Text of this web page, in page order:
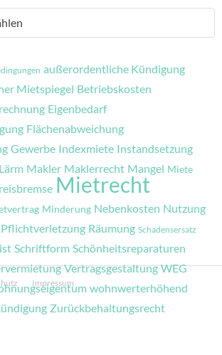
außerordentliche Kündigung
Mietspiegel Betriebskosten
Eigenbedarf
Flächenabweichung
Gewerbe Indexmiete Instandsetzung
Lärm Makler Maklerrecht Mangel Miete
Mietrecht
Minderung Nebenkosten Nutzung
Pflichtverletzung Räumung Schadensersatz
Schriftform Schönheitsreparaturen
Vertragsgestaltung WEG
wohnwerterhöhend
Zurückbehaltungsrecht
Impressum